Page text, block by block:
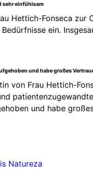
sehr einfühlsam
Hettich-Fonseca zur
ein.
und habe großes
von Frau Hettich-
und habe
Natureza